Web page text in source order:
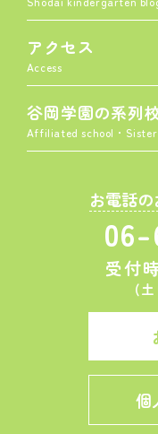
アクセス
Access
谷岡学園の系列
Affiliated school・Sister
お電話
06-
受付
(
個